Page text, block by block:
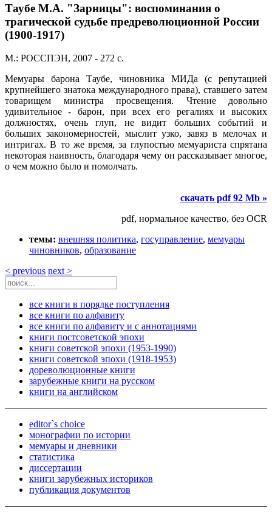
Таубе М.А. "Зарницы": воспоминания о
трагической судьбе предреволюционной России
(1900-1917)
М.: РОССПЭН, 2007 - 272 с.
Мемуары барона Таубе, чиновника МИДа (с репутацией
крупнейшего знатока международного права), ставшего затем
товарищем министра просвещения. Чтение довольно
удивительное - барон, при всех его регалиях и высоких
должностях, очень глуп, не видит больших событий и
больших закономерностей, мыслит узко, завяз в мелочах и
интригах. В то же время, за глупостью мемуариста спрятана
некоторая наивность, благодаря чему он рассказывает многое,
о чем можно было и помолчать.
скачать pdf 92 Mb »
pdf, нормальное качество, без OCR
темы: внешняя политика, госуправление, мемуары
чиновников, образование
< previous next >
все книги в порядке поступления
все книги по алфавиту
все книги по алфавиту и с аннотациями
книги постсоветской эпохи
книги советской эпохи (1953-1990)
книги советской эпохи (1918-1953)
дореволюционные книги
зарубежные книги на русском
книги на английском
editor`s choice
монографии по истории
мемуары и дневники
статистика
диссертации
книги зарубежных историков
публикация документов